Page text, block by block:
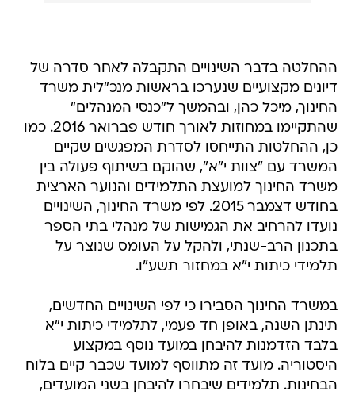
ההחלטה בדבר השינויים התקבלה לאחר סדרה של
דיונים מקצועיים שנערכו בראשות מנכ"לית משרד
החינוך, מיכל כהן, ובהמשך ל"כנסי המנהלים"
שהתקיימו במחוזות לאורך חודש פברואר 2016. כמו
כן, ההחלטות התייחסו לסדרת המפגשים שקיים
המשרד עם "צוות י"א", שהוקם בשיתוף פעולה בין
משרד החינוך למועצת התלמידים והנוער הארצית
בחודש דצמבר 2015. לפי משרד החינוך, השינויים
נועדו להרחיב את הגמישות של מנהלי בתי הספר
בתכנון הרב-שנתי, ולהקל על העומס שנוצר על
תלמידי כיתות י"א במחזור תשע"ו.
במשרד החינוך הסבירו כי לפי השינויים החדשים,
תינתן השנה, באופן חד פעמי, לתלמידי כיתות י"א
בלבד הזדמנות להיבחן במועד נוסף במקצוע
היסטוריה. מועד זה מתווסף למועד שכבר קיים בלוח
הבחינות. תלמידים שיבחרו להיבחן בשני המועדים,